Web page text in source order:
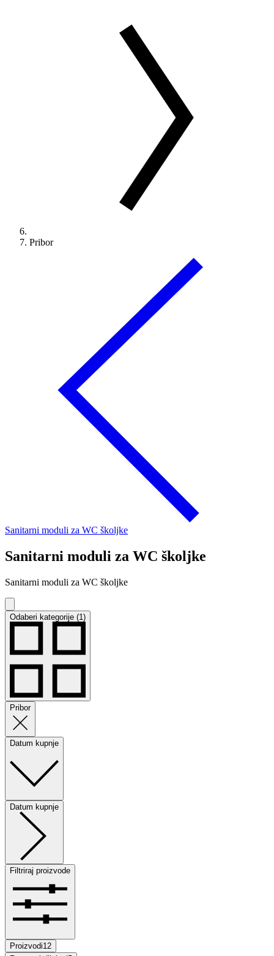
Pribor
Sanitarni moduli za WC školjke
Sanitarni moduli za WC školjke
Sanitarni moduli za WC školjke
Odaberi kategorije (1)
Pribor
Datum kupnje
Datum kupnje
Filtriraj proizvode
Proizvodi12